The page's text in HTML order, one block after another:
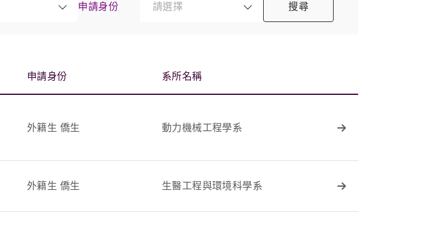
申請身份 請選擇 搜尋
申請身份 系所名稱
外籍生 僑生 動力機械工程學系
外籍生 僑生 生醫工程與環境科學系